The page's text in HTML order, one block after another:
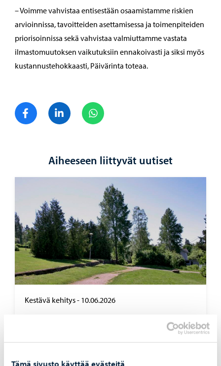
Tämä sivusto käyttää evästeitä
– Voimme vahvistaa entisestään osaamistamme riskien
arvioinnissa, tavoitteiden asettamisessa ja toimenpiteiden
priorisoinnissa sekä vahvistaa valmiuttamme vastata
ilmastomuutoksen vaikutuksiin ennakoivasti ja siksi myös
kustannustehokkaasti, Päivärinta toteaa.
Jaa FacebookJaa LinkedIn
Aiheeseen liittyvät uutiset
Kestävä kehitys- 10.06.2026